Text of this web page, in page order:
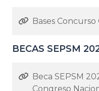
Bases Concurso
BECAS SEPSM
Beca SEPSM
Congreso